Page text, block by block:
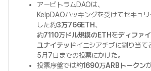
アービトラムDAOは、
KelpDAOハッキングを受けてセキュ
した約3万766ETH、
約7110万ドル規模のETHをディファイ
ユナイテッドイニシアチブに割り当て
5月7日までの投票にかけた。
投票序盤では約1690万ARBトークン